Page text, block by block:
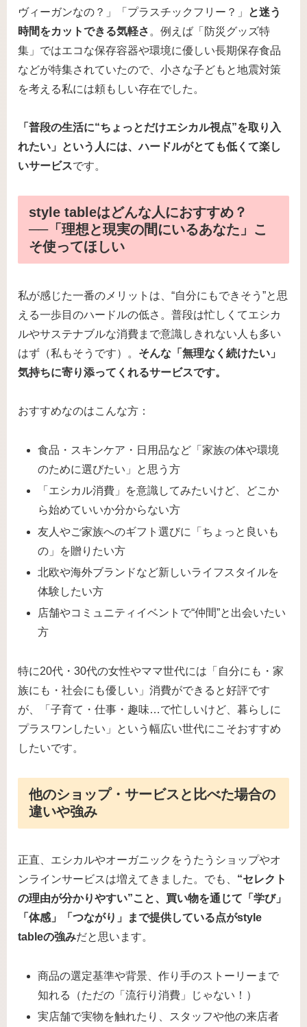
ヴィーガンなの？」「プラスチックフリー？」
と迷う
時間をカットできる気軽さ 。例えば「防災グッズ特
集」ではエコな保存容器や環境に優しい長期保存食品
などが特集されていたので、小さな子どもと地震対策
を考える私には頼もしい存在でした。
「普段の生活に“ちょっとだけエシカル視点”を取り入
れたい」という人には、ハードルがとても低くて楽し
いサービスです。
style tableはどんな人におすすめ？
──「理想と現実の間にいるあなた」こ
そ使ってほしい
私が感じた一番のメリットは、“自分にもできそう”と思
える一歩目のハードルの低さ。普段は忙しくてエシカ
ルやサステナブルな消費まで意識しきれない人も多い
はず（私もそうです）。 そんな「無理なく続けたい」
気持ちに寄り添ってくれるサービスです。
おすすめなのはこんな方：
食品・スキンケア・日用品など「家族の体や環境
のために選びたい」と思う方
「エシカル消費」を意識してみたいけど、どこか
ら始めていいか分からない方
友人やご家族へのギフト選びに「ちょっと良いも
の」を贈りたい方
北欧や海外ブランドなど新しいライフスタイルを
体験したい方
店舗やコミュニティイベントで“仲間”と出会いたい
方
特に20代・30代の女性やママ世代には「自分にも・家
族にも・社会にも優しい」消費ができると好評です
が、「子育て・仕事・趣味…で忙しいけど、暮らしに
プラスワンしたい」という幅広い世代にこそおすすめ
したいです。
他のショップ・サービスと比べた場合の
違いや強み
正直、エシカルやオーガニックをうたうショップやオ
ンラインサービスは増えてきました。でも、 “セレクト
の理由が分かりやすい”こと、買い物を通じて「学び」
「体感」「つながり」まで提供している点がstyle
tableの強みだと思います。
商品の選定基準や背景、作り手のストーリーまで
知れる（ただの「流行り消費」じゃない！）
実店舗で実物を触れたり、スタッフや他の来店者